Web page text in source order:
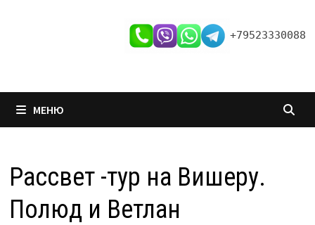
+79523330088
МЕНЮ
Рассвет -тур на Вишеру.
Полюд и Ветлан